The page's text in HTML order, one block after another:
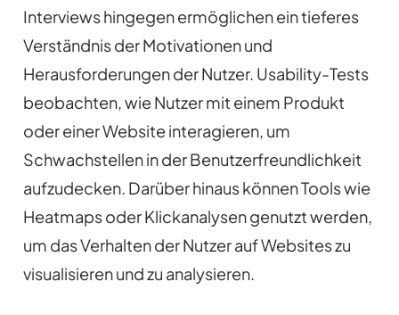
Interviews hingegen ermöglichen ein tieferes
Verständnis der Motivationen und
Herausforderungen der Nutzer. Usability-Tests
beobachten, wie Nutzer mit einem Produkt
oder einer Website interagieren, um
Schwachstellen in der Benutzerfreundlichkeit
aufzudecken. Darüber hinaus können Tools wie
Heatmaps oder Klickanalysen genutzt werden,
um das Verhalten der Nutzer auf Websites zu
visualisieren und zu analysieren.